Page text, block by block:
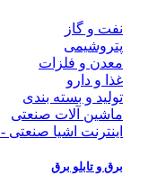
نفت و گاز
پتروشیمی
معدن و فلزات
غذا و دارو
تولید و بسته بندی
ماشین آلات صنعتی
اینترنت اشیا صنعتی - IIOT
برق و تابلو برق